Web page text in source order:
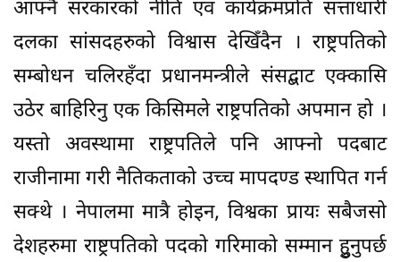
आफ्नै सरकारको नीति एवं कार्यक्रमप्रति सत्ताधारी
दलका सांसदहरुको विश्वास देखिँदैन । राष्ट्रपतिको
सम्बोधन चलिरहँदा प्रधानमन्त्रीले संसद्बाट एक्कासि
उठेर बाहिरिनु एक किसिमले राष्ट्रपतिको अपमान हो ।
यस्तो अवस्थामा राष्ट्रपतिले पनि आफ्नो पदबाट
राजीनामा गरी नैतिकताको उच्च मापदण्ड स्थापित गर्न
सक्थे । नेपालमा मात्रै होइन, विश्वका प्रायः सबैजसो
देशहरुमा राष्ट्रपतिको पदको गरिमाको सम्मान हुुनुपर्छ